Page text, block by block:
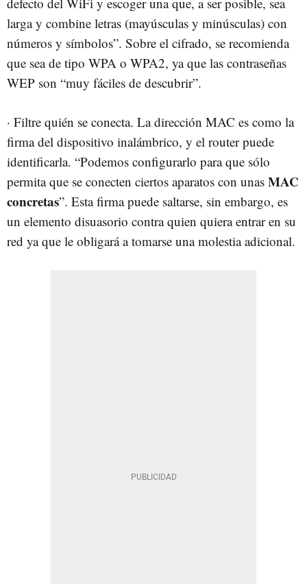
larga y combine letras (mayúsculas y minúsculas) con
números y símbolos”. Sobre el cifrado, se recomienda
que sea de tipo WPA o WPA2, ya que las contraseñas
WEP son “muy fáciles de descubrir”.
· Filtre quién se conecta. La dirección MAC es como la
firma del dispositivo inalámbrico, y el router puede
identificarla. “Podemos configurarlo para que sólo
permita que se conecten ciertos aparatos con unas MAC
concretas”. Esta firma puede saltarse, sin embargo, es
un elemento disuasorio contra quien quiera entrar en su
red ya que le obligará a tomarse una molestia adicional.